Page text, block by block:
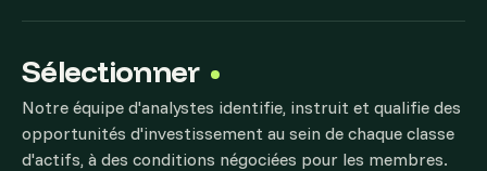
Sélectionner
Notre équipe d'analystes identifie, instruit et qualifie des
opportunités d'investissement au sein de chaque classe
d'actifs, à des conditions négociées pour les membres.